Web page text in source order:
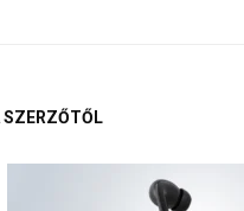
SZERZŐTŐL